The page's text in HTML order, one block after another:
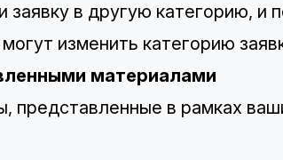
заявку в другую категорию, и
изменить категорию
материалами
в рамках